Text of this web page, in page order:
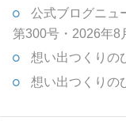
公式ブログニュ
第300号・2026年8
想い出つくりの
想い出つくりの